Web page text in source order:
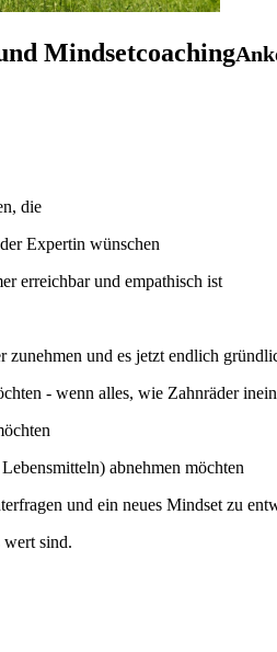
Mindsetcoaching
die
Expertin wünschen
erreichbar und empathisch ist
und es jetzt endlich
- wenn alles, wie Zahnräder
abnehmen möchten
und ein neues Mindset zu
wert sind.